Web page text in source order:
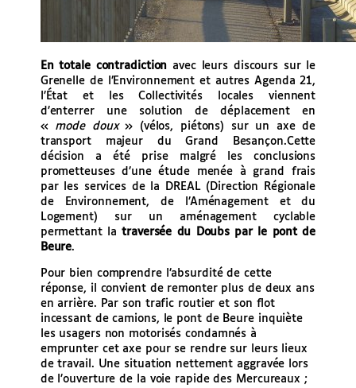
En totale contradictionavec leurs discours sur le
Grenelle de l’Environnement et autres Agenda 21,
l’État et les Collectivités locales viennent
d’enterrer une solution de déplacement en
« mode doux» (vélos, piétons) sur un axe de
transport majeur du Grand Besançon.Cette
décision a été prise malgré les conclusions
prometteuses d’une étude menée à grand frais
par les services de la DREAL (Direction Régionale
de Environnement, de l’Aménagement et du
Logement) sur un aménagement cyclable
permettant latraversée du Doubs par le pont de
Beure.
Pour bien comprendre l’absurdité de cette
réponse, il convient de remonter plus de deux ans
en arrière. Par son trafic routier et son flot
incessant de camions, le pont de Beure inquiète
les usagers non motorisés condamnés à
emprunter cet axe pour se rendre sur leurs lieux
de travail. Une situation nettement aggravée lors
de l’ouverture de la voie rapide des Mercureaux ;